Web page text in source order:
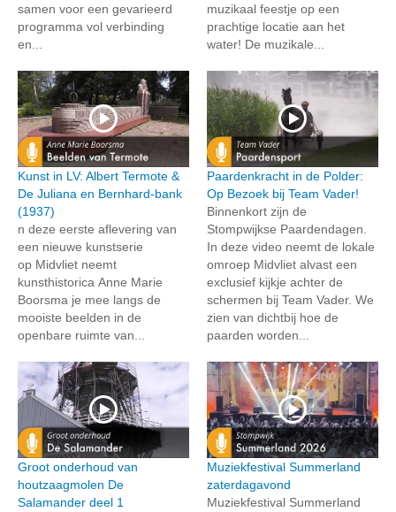
samen voor een gevarieerd
programma vol verbinding
en...
muzikaal feestje op een
prachtige locatie aan het
water! De muzikale...
Kunst in LV: Albert Termote &
De Juliana en Bernhard-bank
(1937)
n deze eerste aflevering van
een nieuwe kunstserie
op Midvliet neemt
kunsthistorica Anne Marie
Boorsma je mee langs de
mooiste beelden in de
openbare ruimte van...
Paardenkracht in de Polder:
Op Bezoek bij Team Vader!
Binnenkort zijn de
Stompwijkse Paardendagen.
In deze video neemt de lokale
omroep Midvliet alvast een
exclusief kijkje achter de
schermen bij Team Vader. We
zien van dichtbij hoe de
paarden worden...
Groot onderhoud van
houtzaagmolen De
Salamander deel 1
Muziekfestival Summerland
zaterdagavond
Muziekfestival Summerland